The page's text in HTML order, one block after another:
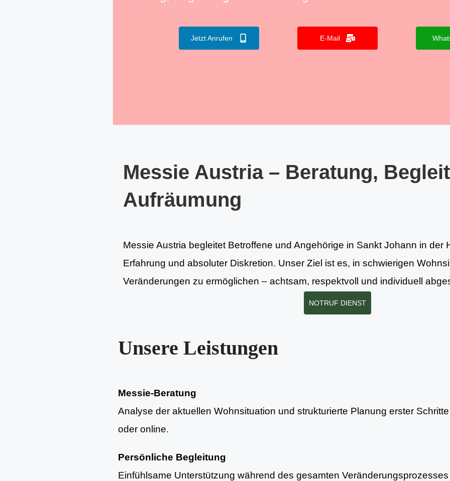
Jetzt Anrufen E-Mail
Messie Austria – Beratung,
Aufräumung
Messie Austria begleitet Betroffene und Angehörige in Sankt Johann in der
Erfahrung und absoluter Diskretion. Unser Ziel ist es, in schwierigen
Veränderungen zu ermöglichen – achtsam, respektvoll und individuell
NOTRUF DIENST
Unsere Leistungen
Messie-Beratung
Analyse der aktuellen Wohnsituation und strukturierte Planung erster
oder online.
Persönliche Begleitung
Einfühlsame Unterstützung während des gesamten